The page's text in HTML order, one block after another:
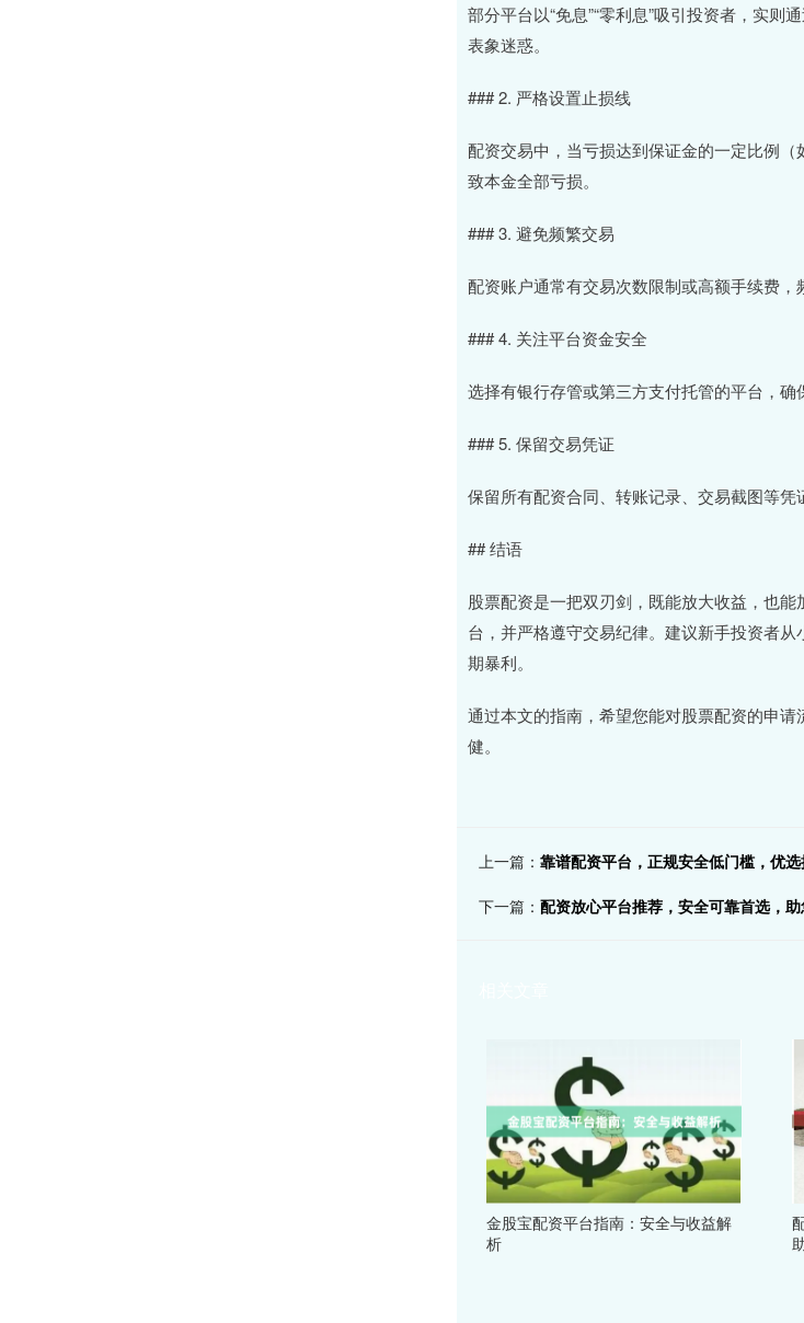
部分平台以“免息”“零利息”吸引投资者，实
表象迷惑。
### 2. 严格设置止损线
配资交易中，当亏损达到保证金的一定比例
致本金全部亏损。
### 3. 避免频繁交易
配资账户通常有交易次数限制或高额手续费，
### 4. 关注平台资金安全
选择有银行存管或第三方支付托管的平台，确
### 5. 保留交易凭证
保留所有配资合同、转账记录、交易截图等凭
## 结语
股票配资是一把双刃剑，既能放大收益，也
台，并严格遵守交易纪律。建议新手投资者
期暴利。
通过本文的指南，希望您能对股票配资的申
健。
上一篇： 靠谱配资平台，正规安全低门槛，优
下一篇： 配资放心平台推荐，安全可靠首选，助
金股宝配资平台指南：安全与收益解
析